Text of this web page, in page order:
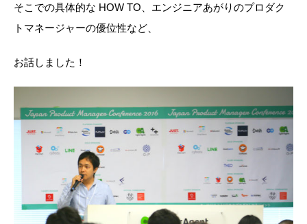
そこでの具体的な HOW TO、エンジニアあがりのプロダク
トマネージャーの優位性など、
お話しました！